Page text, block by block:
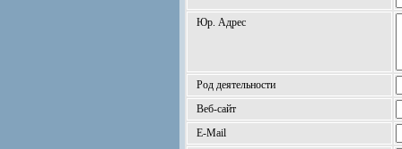
Юр. Адрес
Род деятельности
Веб-сайт
E-Mail